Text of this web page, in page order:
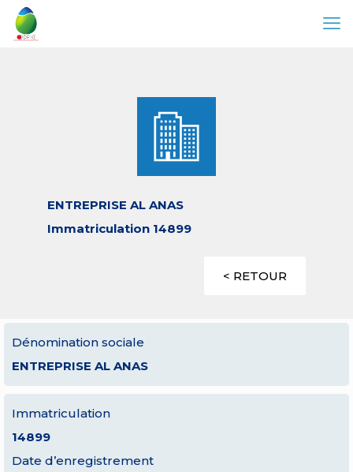
ENTREPRISE AL ANAS
Immatriculation 14899
< RETOUR
Dénomination sociale
ENTREPRISE AL ANAS
Immatriculation
14899
Date d’enregistrement